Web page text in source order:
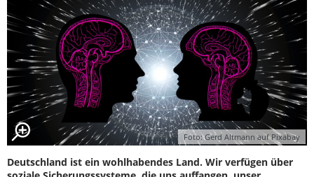
Foto: Gerd Altmann auf Pixabay
Deutschland ist ein wohlhabendes Land. Wir verfügen über